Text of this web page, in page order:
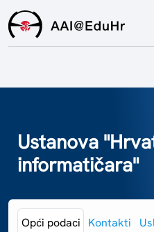
Za
Za
Za
Ustanova
informatičara"
Opći podaci Kontakti